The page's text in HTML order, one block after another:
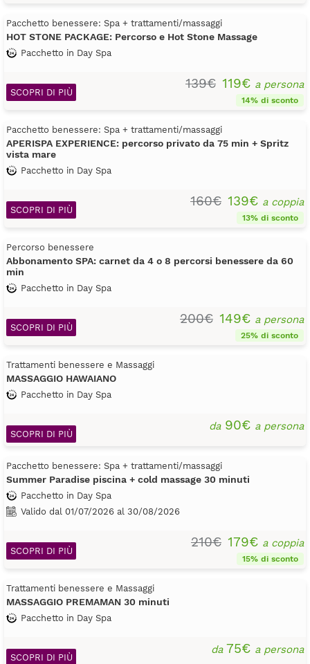
Pacchetto benessere: Spa + trattamenti/massaggi
HOT STONE PACKAGE: Percorso e Hot Stone Massage
Pacchetto in Day Spa
139€ 119€ a persona
14% di sconto
SCOPRI DI PIÙ
Pacchetto benessere: Spa + trattamenti/massaggi
APERISPA EXPERIENCE: percorso privato da 75 min + Spritz
vista mare
Pacchetto in Day Spa
160€ 139€ a coppia
13% di sconto
SCOPRI DI PIÙ
Percorso benessere
Abbonamento SPA: carnet da 4 o 8 percorsi benessere da 60
min
Pacchetto in Day Spa
200€ 149€ a persona
25% di sconto
SCOPRI DI PIÙ
Trattamenti benessere e Massaggi
MASSAGGIO HAWAIANO
Pacchetto in Day Spa
da90€ a persona
SCOPRI DI PIÙ
Pacchetto benessere: Spa + trattamenti/massaggi
Summer Paradise piscina + cold massage 30 minuti
Pacchetto in Day Spa
Valido dal 01/07/2026 al 30/08/2026
210€ 179€ a coppia
15% di sconto
SCOPRI DI PIÙ
Trattamenti benessere e Massaggi
MASSAGGIO PREMAMAN 30 minuti
Pacchetto in Day Spa
da75€ a persona
SCOPRI DI PIÙ